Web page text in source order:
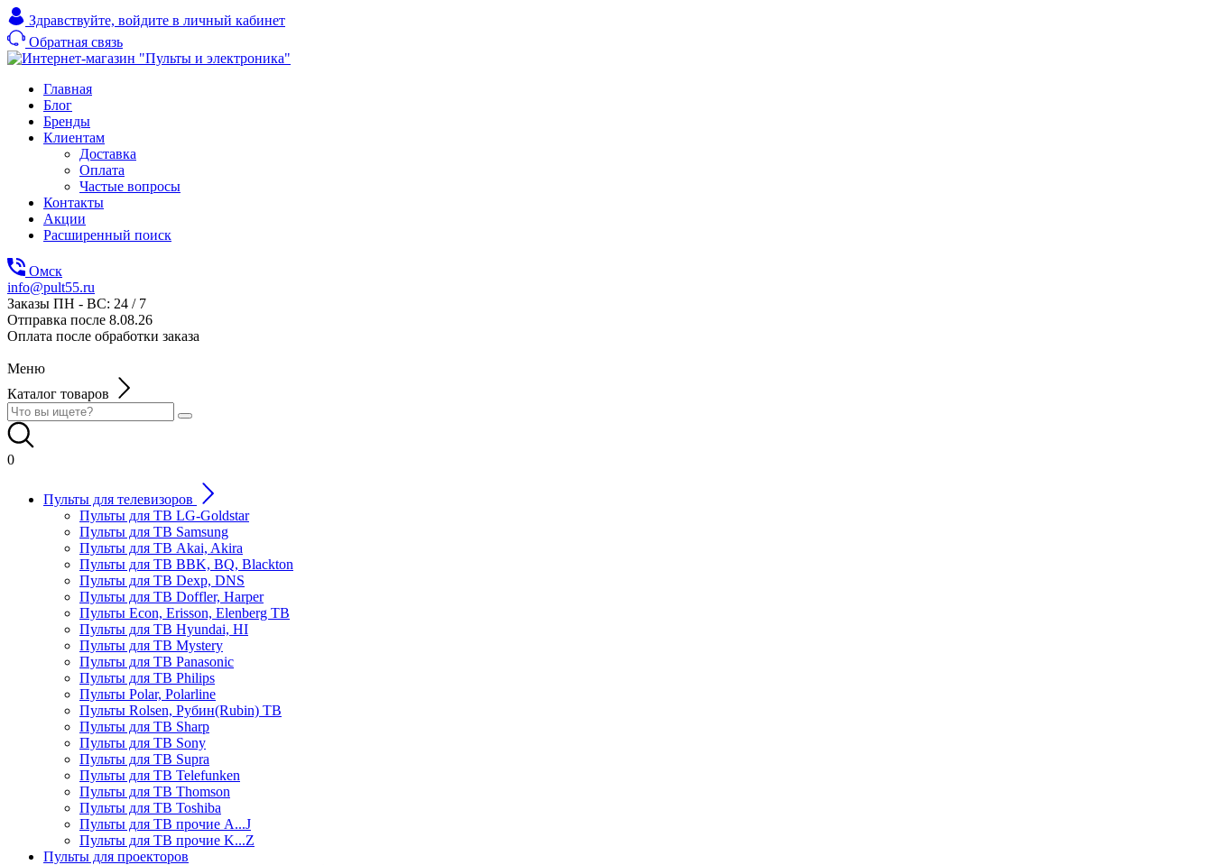
Здравствуйте, войдите в личный кабинет
Обратная связь
Главная
Блог
Бренды
Клиентам
Доставка
Оплата
Частые вопросы
Контакты
Акции
Расширенный поиск
Омск
info@pult55.ru
Заказы ПН - ВС: 24 / 7
Отправка после 8.08.26
Оплата после обработки заказа
Меню
Каталог товаров
0
Пульты для телевизоров
Пульты для ТВ LG-Goldstar
Пульты для ТВ Samsung
Пульты для ТВ Akai, Akira
Пульты для ТВ BBK, BQ, Blackton
Пульты для ТВ Dexp, DNS
Пульты для ТВ Doffler, Harper
Пульты Econ, Erisson, Elenberg ТВ
Пульты для ТВ Hyundai, HI
Пульты для ТВ Mystery
Пульты для ТВ Panasonic
Пульты для ТВ Philips
Пульты Polar, Polarline
Пульты Rolsen, Рубин(Rubin) ТВ
Пульты для ТВ Sharp
Пульты для ТВ Sony
Пульты для ТВ Supra
Пульты для ТВ Telefunken
Пульты для ТВ Thomson
Пульты для ТВ Toshiba
Пульты для ТВ прочие A...J
Пульты для ТВ прочие K...Z
Пульты для проекторов